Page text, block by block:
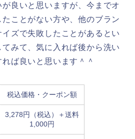
良いと思いますが、今までオ
ことがない方や、他のブラン
イズで失敗したことがあるとい
みて、気に入れば後から洗い
ば良いと思います＾＾
税込価格・クーポン額
3,278円（税込）＋送料
1,000円